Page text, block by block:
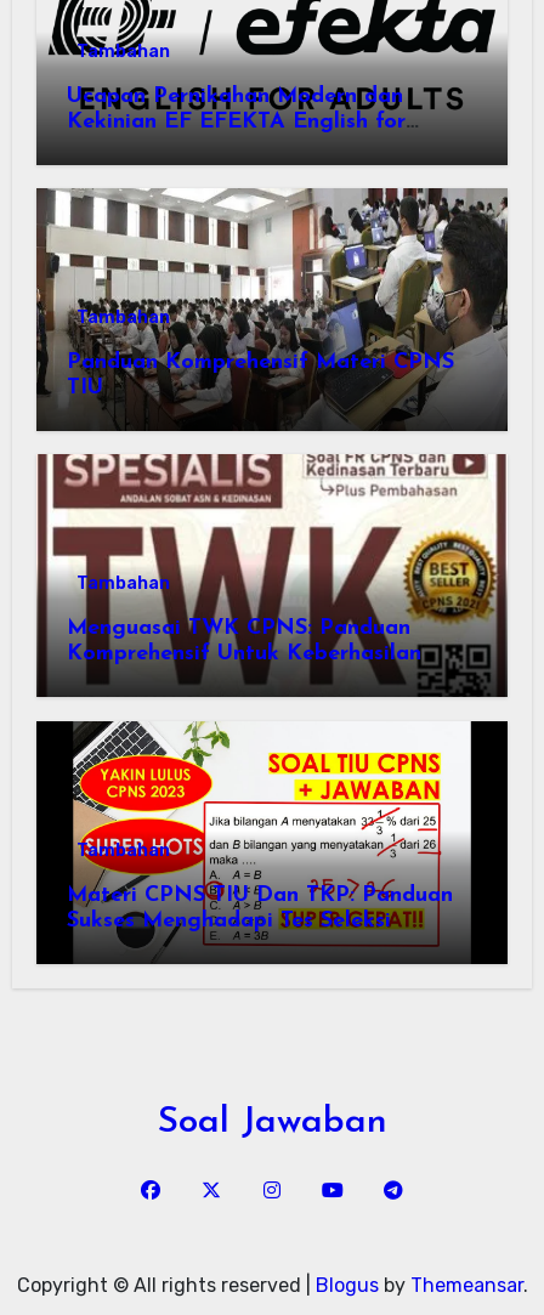
Tambahan
Ucapan Pernikahan Modern dan
Kekinian EF EFEKTA English for
Momen Spesial Semakin Berarti
Tambahan
Panduan Komprehensif Materi CPNS
TIU
Tambahan
Menguasai TWK CPNS: Panduan
Komprehensif Untuk Keberhasilan
Tambahan
Materi CPNS TIU Dan TKP: Panduan
Sukses Menghadapi Tes Seleksi
Soal Jawaban
Copyright © All rights reserved Blogusby Themeansar.